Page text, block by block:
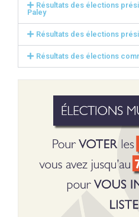
Résultats des élections
Paley
Résultats des élections
Résultats des élections